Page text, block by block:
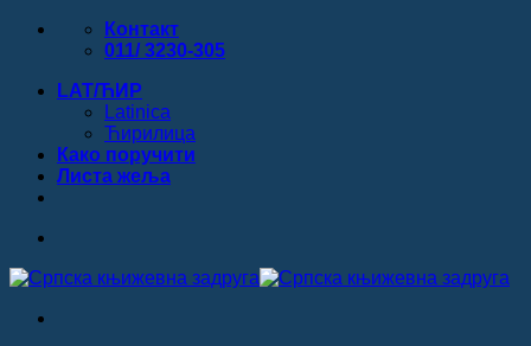
Прескочи
Контакт
011/ 3230-305
LAT/ЋИР
Latinica
Ћирилица
Како поручити
Листa жеља